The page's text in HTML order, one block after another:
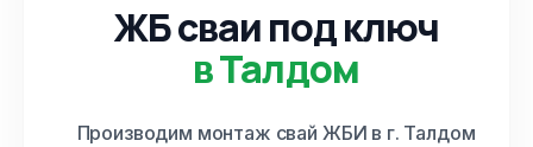
ЖБ сваи под ключ
в Талдом
Производим монтаж свай ЖБИ в г. Талдом